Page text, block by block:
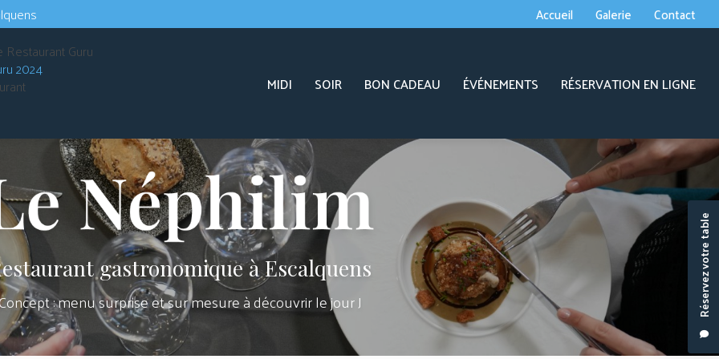
Réservez votre table
2024
Accueil Galerie Contact
MIDI
SOIR BON CADEAU ÉVÉNEMENTS RÉSERVATION EN LIGNE
gastronomique à Escalquens
: menu surprise et sur mesure à découvrir le jour J